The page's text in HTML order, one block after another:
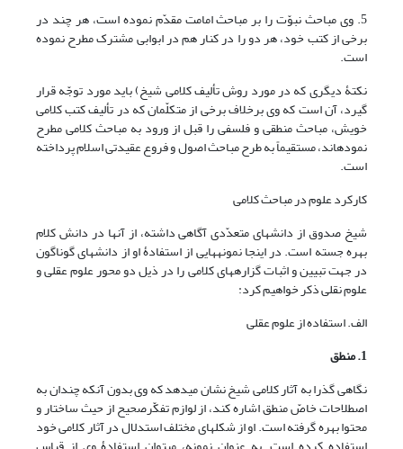
5. وی مباحث نبوّت را بر مباحث امامت مقدّم نموده است، هر چند در
برخی از کتب خود، هر دو را در کنار هم در ابوابی مشترک مطرح نموده
است.
نکتۀ دیگری که در مورد روش تألیف کلامی شیخ) باید مورد توجّه قرار
گیرد، آن است که وی برخلاف برخی از متکلّمان که در تألیف کتب کلامی
خویش، مباحث منطقی و فلسفی را قبل از ورود به مباحث کلامی مطرح
نموده‎اند، مستقیماً به طرح مباحث اصول و فروع عقیدتی اسلام پرداخته
است.
کارکرد علوم در مباحث کلامی
شیخ صدوق از دانش‎های متعدّدی آگاهی داشته، از آن‎ها در دانش کلام
بهره جسته است. در این‎جا نمونه‎هایی از استفادۀ او از دانش‏های گوناگون
در جهت تبیین و اثبات گزاره‎های کلامی را در ذیل دو محور علوم عقلی و
علوم نقلی ذکر خواهیم کرد:
الف. استفاده از علوم عقلی
1. منطق
نگاهی گذرا به آثار کلامی شیخ نشان می‎دهد که وی بدون آن‏که چندان به
اصطلاحات خاصّ منطق اشاره کند، از لوازم تفکّرصحیح از حیث ساختار و
محتوا بهره گرفته است. او از شکل‎های مختلف استدلال در آثار کلامی خود